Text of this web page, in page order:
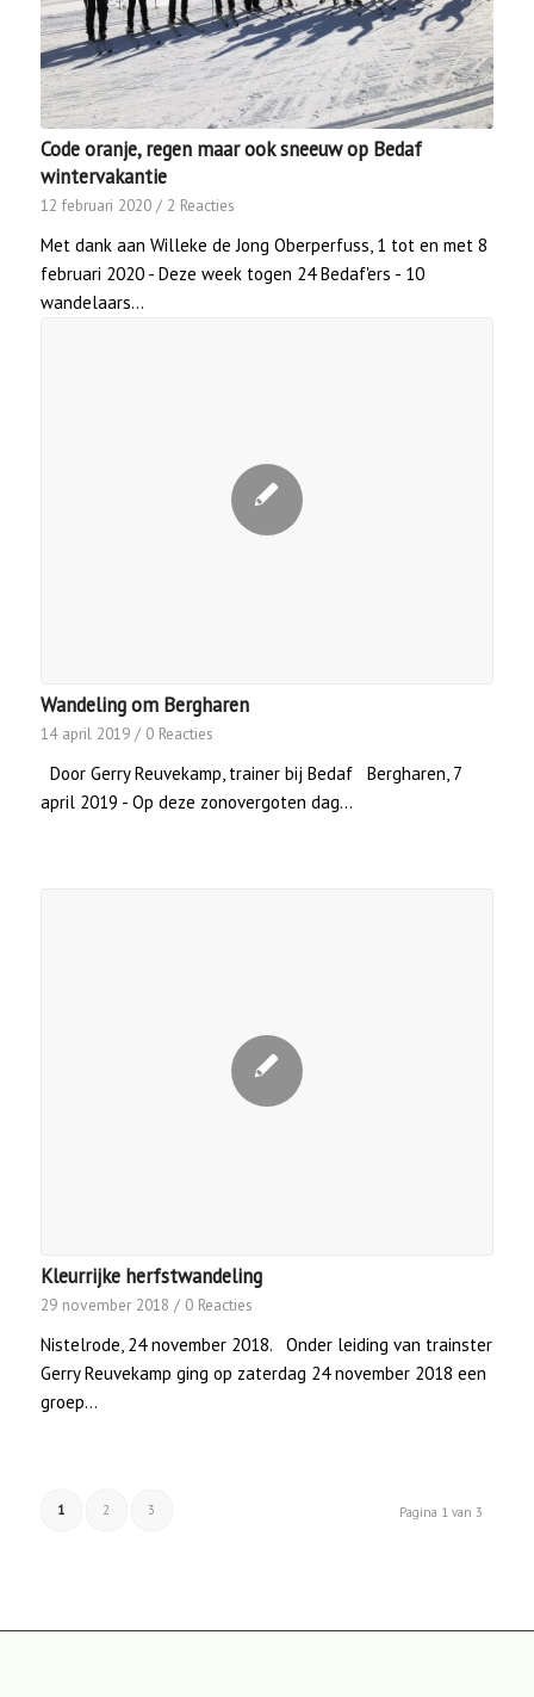
Code oranje, regen maar ook sneeuw op Bedaf
wintervakantie
12 februari 2020 / 2 Reacties
Met dank aan Willeke de Jong Oberperfuss, 1 tot en met 8
februari 2020 - Deze week togen 24 Bedaf'ers - 10
wandelaars…
Wandeling om Bergharen
14 april 2019 / 0 Reacties
Door Gerry Reuvekamp, trainer bij Bedaf Bergharen, 7
april 2019 - Op deze zonovergoten dag…
Kleurrijke herfstwandeling
29 november 2018 / 0 Reacties
Nistelrode, 24 november 2018. Onder leiding van trainster
Gerry Reuvekamp ging op zaterdag 24 november 2018 een
groep…
Pagina 1 van 3
1 2 3